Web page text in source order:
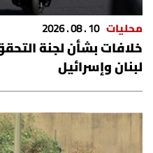
اقرأ تضحك
كاميرا
سجالات
صحّة وصحن
محليات 10 . 08 . 2026
خلافات بشأن لجنة
لبنان وإسرائيل